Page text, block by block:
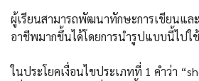
ผู้เรียนสามารถพัฒนาทักษะการเขียนแล
อาชีพมากขึ้นได้โดยการนำรูปแบบนี้ไปใช้
ในประโยคเงื่อนไขประเภทที่ 1 คำว่า